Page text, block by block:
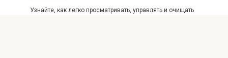
Узнайте, как легко просматривать, управлять и очищать